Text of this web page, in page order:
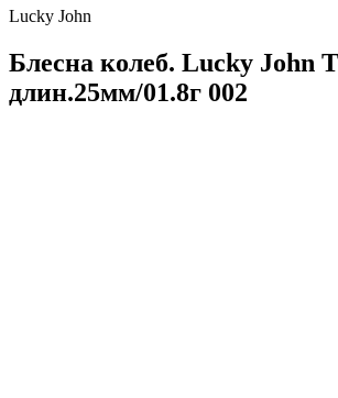
Lucky John
Блесна колеб. Lucky John
длин.25мм/01.8г 002